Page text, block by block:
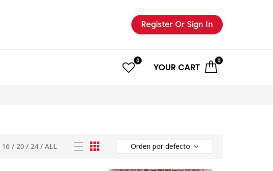
Register Or Sign In
0 0
YOUR CART
16 / 20 / 24 / ALL Orden por defecto